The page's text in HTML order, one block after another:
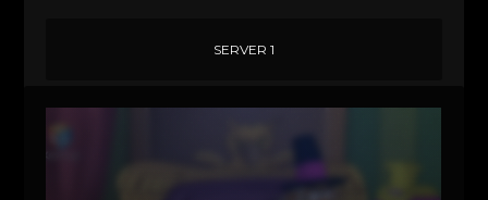
SERVER 1